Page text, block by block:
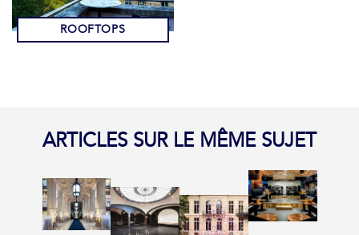
ROOFTOPS
ARTICLES SUR LE MÊME SUJET